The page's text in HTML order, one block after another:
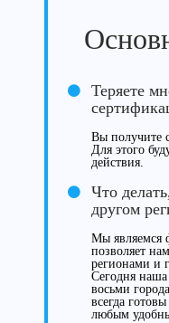
Теряете
Вы получите
Для этого
действия.
Что
другом
Мы являемся
позволяет
регионами и
Сегодня наша
восьми
всегда
любым